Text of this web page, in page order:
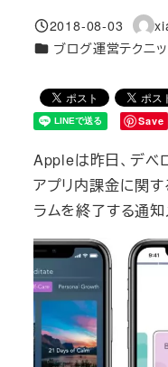
投稿日
2018-08-03
著
者
カテゴリー
ブログ運営テクニ
Save
Appleは昨日、デベ
アプリ内課金に関す
ラムを終了する通知